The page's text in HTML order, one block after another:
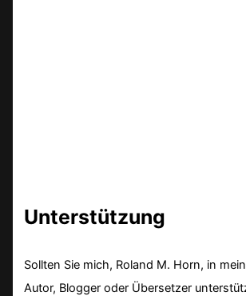
Unterstützung
Sollten Sie mich, Roland M. Horn, in
Autor, Blogger oder Übersetzer